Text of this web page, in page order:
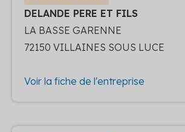
DELANDE PERE ET FILS
LA BASSE GARENNE
72150 VILLAINES SOUS LUCE
Voir la fiche de l'entreprise